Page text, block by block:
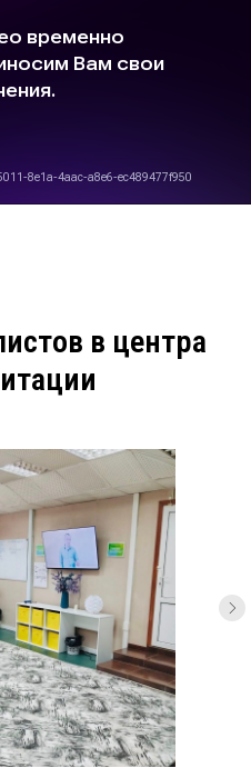
в центра